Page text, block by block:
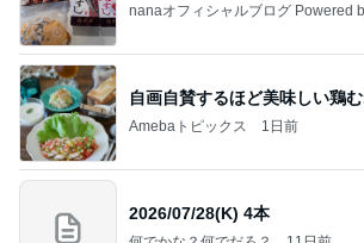
nanaオフィシャルブログ Powered
自画自賛するほど美味しい鶏
Amebaトピックス 1日前
2026/07/28(K) 4本